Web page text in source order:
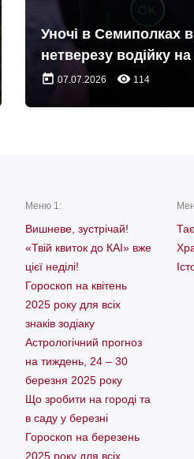
Уночі в Семиполках
нетверезу водійку
today 07.07.2026 remove_red_eye 114
Меню 1:
Вишневе, зустрічай!
«Твій квиток до КАІ» вже
цієї неділі!
Гороскоп на квітень
2025 року для всіх
знаків зодіаку
Астрологічний прогноз
на тиждень, 24 – 30
березня 2025 року
Що зробити на городі та
в саду у березні
Гороскоп на березень
2025 року для всіх